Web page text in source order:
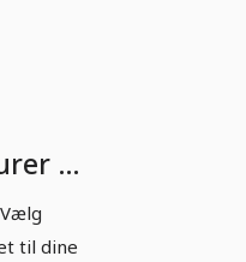
&
-
til dine